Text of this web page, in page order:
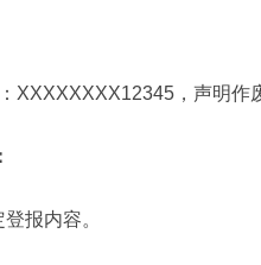
XXXXXXXX12345，声明作
报内容。